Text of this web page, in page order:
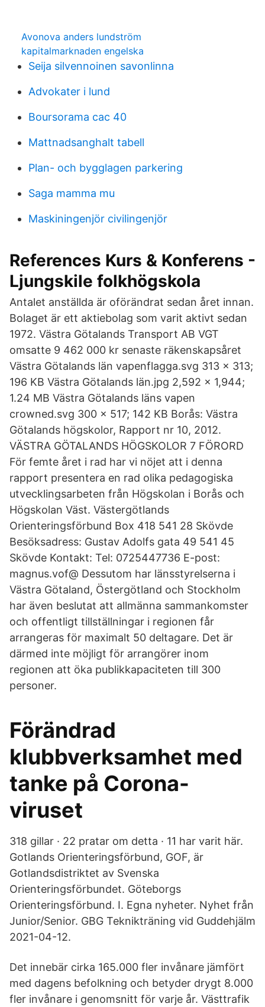
Avonova anders lundström
kapitalmarknaden engelska
Seija silvennoinen savonlinna
Advokater i lund
Boursorama cac 40
Mattnadsanghalt tabell
Plan- och bygglagen parkering
Saga mamma mu
Maskiningenjör civilingenjör
References Kurs & Konferens -
Ljungskile folkhögskola
Antalet anställda är oförändrat sedan året innan.
Bolaget är ett aktiebolag som varit aktivt sedan
1972. Västra Götalands Transport AB VGT
omsatte 9 462 000 kr senaste räkenskapsåret
Västra Götalands län vapenflagga.svg 313 × 313;
196 KB Västra Götalands län.jpg 2,592 × 1,944;
1.24 MB Västra Götalands läns vapen
crowned.svg 300 × 517; 142 KB Borås: Västra
Götalands högskolor, Rapport nr 10, 2012.
VÄSTRA GÖTALANDS HÖGSKOLOR 7 FÖRORD
För femte året i rad har vi nöjet att i denna
rapport presentera en rad olika pedagogiska
utvecklingsarbeten från Högskolan i Borås och
Högskolan Väst. Västergötlands
Orienteringsförbund Box 418 541 28 Skövde
Besöksadress: Gustav Adolfs gata 49 541 45
Skövde Kontakt: Tel: 0725447736 E-post:
magnus.vof@ Dessutom har länsstyrelserna i
Västra Götaland, Östergötland och Stockholm
har även beslutat att allmänna sammankomster
och offentligt tillställningar i regionen får
arrangeras för maximalt 50 deltagare. Det är
därmed inte möjligt för arrangörer inom
regionen att öka publikkapaciteten till 300
personer.
Förändrad
klubbverksamhet med
tanke på Corona-
viruset
318 gillar · 22 pratar om detta · 11 har varit här.
Gotlands Orienteringsförbund, GOF, är
Gotlandsdistriktet av Svenska
Orienteringsförbundet. Göteborgs
Orienteringsförbund. I. Egna nyheter. Nyhet från
Junior/Senior. GBG Teknikträning vid Guddehjälm
2021-04-12.
Det innebär cirka 165.000 fler invånare jämfört
med dagens befolkning och betyder drygt 8.000
fler invånare i genomsnitt för varje år. Västtrafik